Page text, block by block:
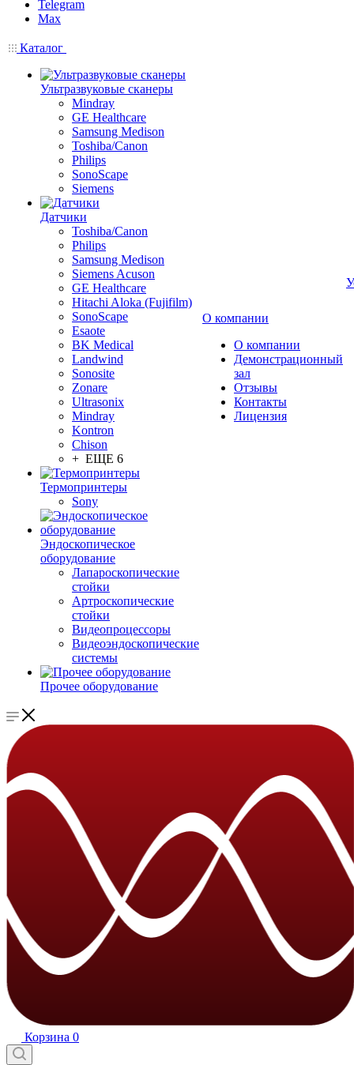
Telegram
Max
Каталог
Ультразвуковые сканеры
Mindray
GE Healthcare
Samsung Medison
Toshiba/Canon
Philips
SonoScape
Siemens
Датчики
Toshiba/Canon
Philips
Samsung Medison
Siemens Acuson
GE Healthcare
Hitachi Aloka (Fujifilm)
SonoScape
Esaote
BK Medical
Landwind
Sonosite
Zonare
Ultrasonix
Mindray
Kontron
Chison
+ ЕЩЕ 6
Термопринтеры
Sony
Эндоскопическое
оборудование
Лапароскопические
стойки
Артроскопические
стойки
Видеопроцессоры
Видеоэндоскопические
системы
Прочее оборудование
О компании
О компании
Демонстрационный
зал
Отзывы
Контакты
Лицензия
Корзина 0